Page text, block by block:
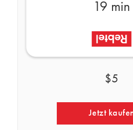
19 min
$5
Jetzt